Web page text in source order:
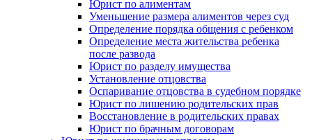
Юрист по алиментам
Уменьшение размера алиментов через суд
Определение порядка общения с ребенком
Определение места жительства ребенка
после развода
Юрист по разделу имущества
Установление отцовства
Оспаривание отцовства в судебном порядке
Юрист по лишению родительских прав
Восстановление в родительских правах
Юрист по брачным договорам